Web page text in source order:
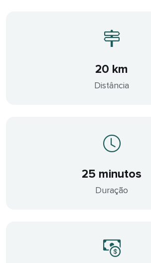
20 km
Distância
25 minutos
Duração